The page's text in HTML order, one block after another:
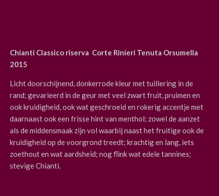
Chianti Classico riserva Corte Rinieri Tenuta Orsumella
2015
Licht doorschijnend, donkerrode kleur met tuillering in de
rand; gevarieerd in de geur met veel zwart fruit, pruimen en
ook kruidigheid, ook wat geschroeid en rokerig accentje met
daarnaast ook een frisse hint van menthol; zowel de aanzet
als de middensmaak zijn vol waarbij naast het fruitige ook de
kruidigheid op de voorgrond treedt; krachtig en lang, iets
zoethout en wat aardsheid; nog flink wat edele tannines;
stevige Chianti.